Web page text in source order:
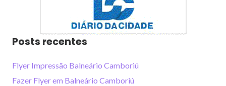
Posts recentes
Flyer Impressão Balneário Camboriú
Fazer Flyer em Balneário Camboriú